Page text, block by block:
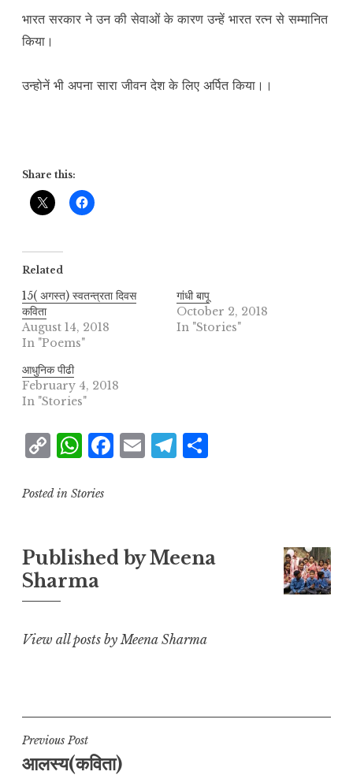
भारत सरकार ने उन की सेवाओं के कारण उन्हें भारत रत्न से सम्मानित
किया।
उन्होनें भी अपना सारा जीवन देश के लिए अर्पित किया।।
Share this:
Related
15( अगस्त) स्वतन्त्रता दिवस
कविता
August 14, 2018
In "Poems"
गांधी बापू
October 2, 2018
In "Stories"
आधुनिक पीढी
February 4, 2018
In "Stories"
C
p
L
i
n
W
at
A
p
p
F
b
o
E
T
r
a
e
Posted in Stories
Published byMeena
Sharma
View all posts by Meena Sharma
Post
navigation
Previous Post
आलस्य(कविता)